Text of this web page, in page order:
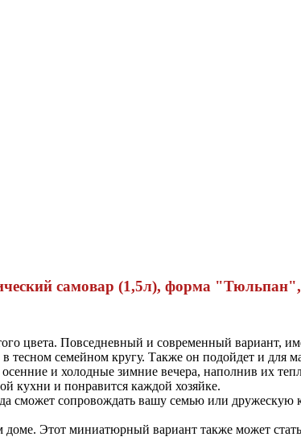
самовар (1,5л), форма
цвета. Повседневный и современный вариант,
тесном семейном кругу. Также он подойдет и
и холодные зимние вечера, наполнив их
кухни и понравится каждой хозяйке.
сможет сопровождать вашу семью или дружескую
Этот миниатюрный вариант также может